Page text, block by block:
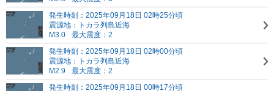
発生時刻：2025年09月18日 02時25分頃
震源地：トカラ列島近海
M3.0
最大震度：2
発生時刻：2025年09月18日 02時00分頃
震源地：トカラ列島近海
M2.9
最大震度：2
発生時刻：2025年09月18日 00時17分頃